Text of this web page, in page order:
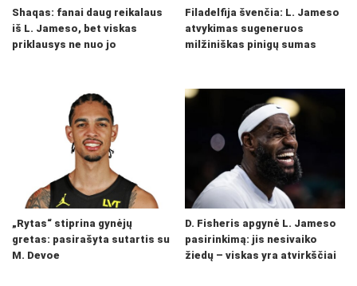
Shaqas: fanai daug reikalaus
iš L. Jameso, bet viskas
priklausys ne nuo jo
Filadelfija švenčia: L. Jameso
atvykimas sugeneruos
milžiniškas pinigų sumas
„Rytas“ stiprina gynėjų
gretas: pasirašyta sutartis su
M. Devoe
D. Fisheris apgynė L. Jameso
pasirinkimą: jis nesivaiko
žiedų – viskas yra atvirkščiai